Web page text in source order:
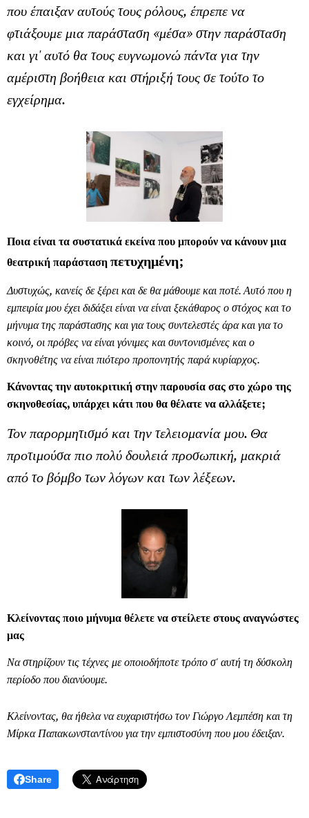
που έπαιξαν αυτούς τους ρόλους, έπρεπε να
φτιάξουμε μια παράσταση «μέσα» στην παράσταση
και γι' αυτό θα τους ευγνωμονώ πάντα για την
αμέριστη βοήθεια και στήριξή τους σε τούτο το
εγχείρημα.
Ποια είναι τα συστατικά εκείνα που μπορούν να κάνουν μια
θεατρική παράστασηπετυχημένη;
Δυστυχώς, κανείς δε ξέρει και δε θα μάθουμε και ποτέ. Αυτό που η
εμπειρία μου έχει διδάξει είναι να είναι ξεκάθαρος ο στόχος και το
μήνυμα της παράστασης και για τους συντελεστές άρα και για το
κοινό, οι πρόβες να είναι γόνιμες και συντονισμένες και ο
σκηνοθέτης να είναι πιότερο προπονητής παρά κυρίαρχος.
Κάνοντας την αυτοκριτική στην παρουσία σας στο χώρο της
σκηνοθεσίας, υπάρχει κάτι που θα θέλατε να αλλάξετε;
Τον παρορμητισμό και την τελειομανία μου. Θα
προτιμούσα πιο πολύ δουλειά προσωπική, μακριά
από το βόμβο των λόγων και των λέξεων.
Κλείνοντας ποιο μήνυμα θέλετε να στείλετε στους αναγνώστες
μας
Να στηρίζουν τις τέχνες με οποιοδήποτε τρόπο σ' αυτή τη δύσκολη
περίοδο που διανύουμε.
Κλείνοντας, θα ήθελα να ευχαριστήσω τον Γιώργο Λεμπέση και τη
Μίρκα Παπακωνσταντίνου για την εμπιστοσύνη που μου έδειξαν.
Share